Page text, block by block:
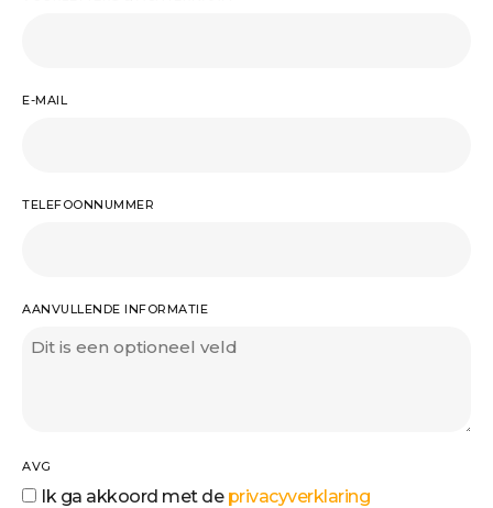
E-MAIL
TELEFOONNUMMER
AANVULLENDE INFORMATIE
AVG
Ik ga akkoord met de privacyverklaring